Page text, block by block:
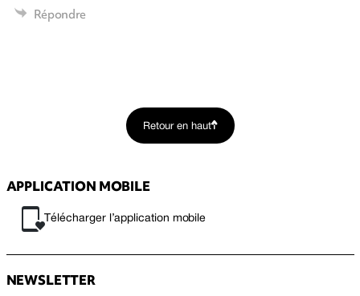
Répondre
Retour en haut
APPLICATION MOBILE
Télécharger l’application mobile
NEWSLETTER